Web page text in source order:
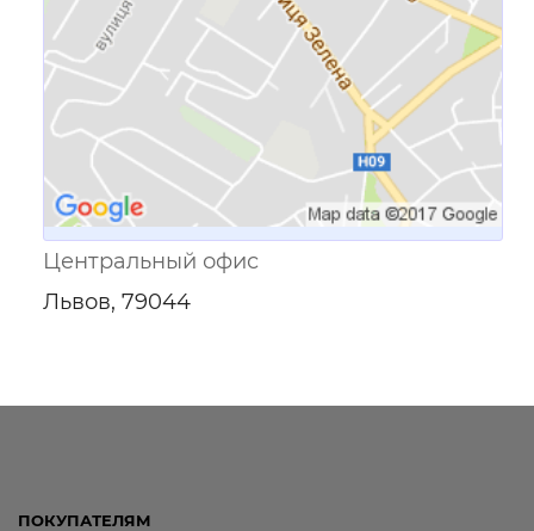
Центральный офис
Львов, 79044
ПОКУПАТЕЛЯМ